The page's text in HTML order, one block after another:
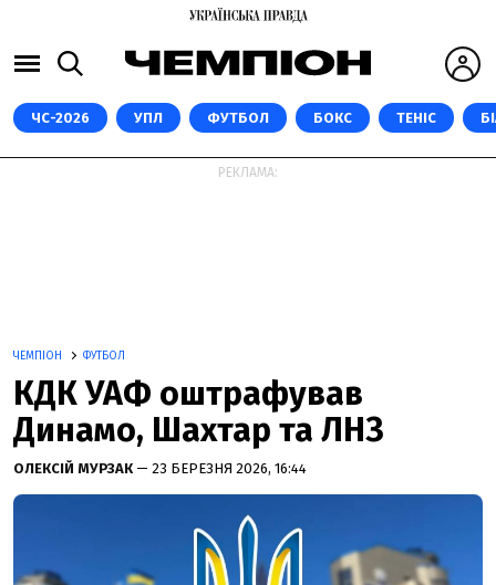
ЧС-2026 УПЛ ФУТБОЛ БОКС ТЕНІС
РЕКЛАМА:
ЧЕМПІОН ФУТБОЛ
КДК УАФ оштрафував
Динамо, Шахтар та ЛНЗ
ОЛЕКСІЙ МУРЗАК — 23 БЕРЕЗНЯ 2026, 16:44